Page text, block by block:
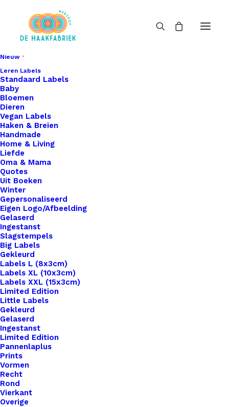
Nieuw
Leren Labels
Standaard Labels
Baby
Bloemen
Dieren
Vegan Labels
Haken & Breien
Handmade
Home & Living
Liefde
Oma & Mama
Quotes
Uit Boeken
Winter
Gepersonaliseerd
Eigen Logo/Afbeelding
Gelaserd
Ingestanst
Slagstempels
Big Labels
Gekleurd
Labels L (8x3cm)
Labels XL (10x3cm)
Labels XXL (15x3cm)
Limited Edition
Little Labels
Gekleurd
Gelaserd
Ingestanst
Limited Edition
Pannenlaplus
Prints
Vormen
Recht
Rond
Vierkant
Overige
Home Benodigdheden
Kaarsje groen met Ei Love You
Kaarsje groen met Ei
Love You
€
12 uur brand geluk met dit schattige kaarsje